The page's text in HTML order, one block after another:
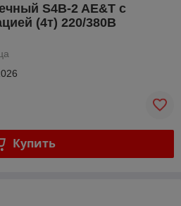
S4B-2 AE&T с
(4т) 220/380В
Купить